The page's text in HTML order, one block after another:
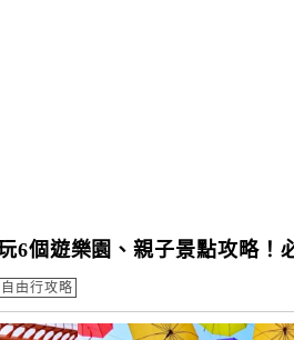
6個遊樂園、親子景點攻略！
由行攻略